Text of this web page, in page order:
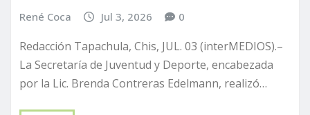
René Coca Jul 3, 2026 0
Redacción Tapachula, Chis, JUL. 03 (interMEDIOS).–
La Secretaría de Juventud y Deporte, encabezada
por la Lic. Brenda Contreras Edelmann, realizó…